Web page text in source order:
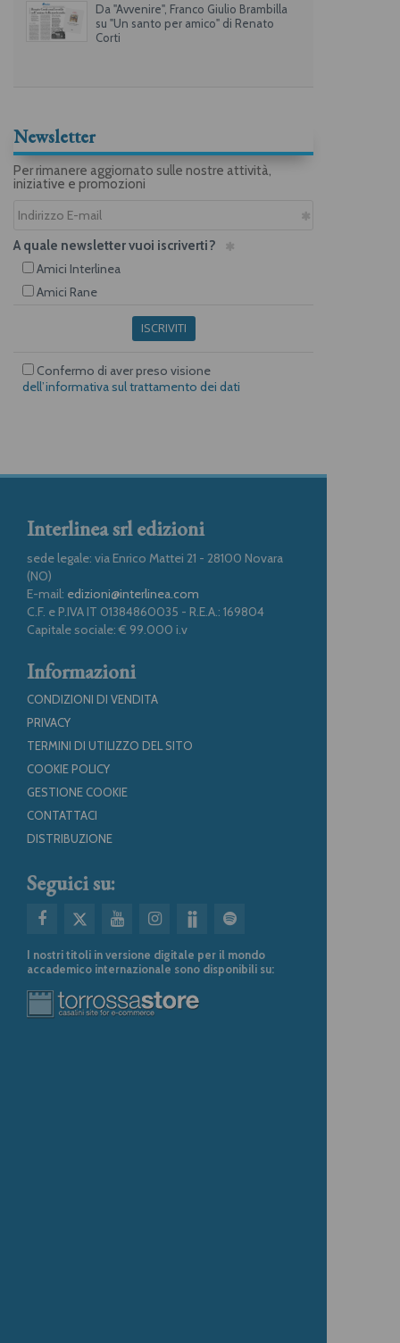
Da "Avvenire", Franco Giulio Brambilla
su "Un santo per amico" di Renato
Corti
Newsletter
Per rimanere aggiornato sulle nostre attività,
iniziative e promozioni
A quale newsletter vuoi iscriverti?
Amici Interlinea
Amici Rane
ISCRIVITI
Confermo di aver preso visione
dell’informativa sul trattamento dei dati
Interlinea srl edizioni
sede legale: via Enrico Mattei 21 - 28100 Novara
(NO)
E-mail: edizioni@interlinea.com
C.F. e P.IVA IT 01384860035 - R.E.A.: 169804
Capitale sociale: € 99.000 i.v
Informazioni
CONDIZIONI DI VENDITA
PRIVACY
TERMINI DI UTILIZZO DEL SITO
COOKIE POLICY
GESTIONE COOKIE
CONTATTACI
DISTRIBUZIONE
Seguici su:
I nostri titoli in versione digitale per il mondo
accademico internazionale sono disponibili su: